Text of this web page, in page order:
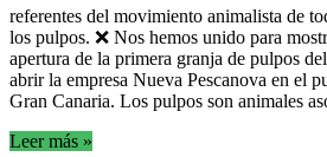
referentes del movimiento animalista de
los pulpos. ❌ Nos hemos unido para
apertura de la primera granja de pulpos
abrir la empresa Nueva Pescanova en el
Gran Canaria. Los pulpos son animales
Leer más »